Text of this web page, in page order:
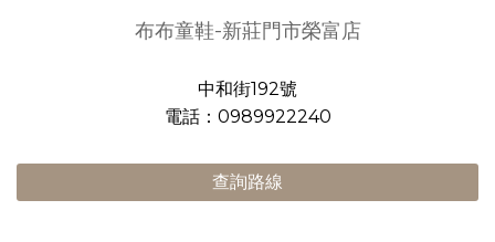
布布童鞋-新莊門市榮富店
中和街192號
電話：0989922240
查詢路線